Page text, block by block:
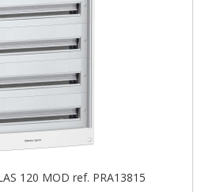
COFRET PRAGMA 5 FILAS 120 MOD ref. PRA13815